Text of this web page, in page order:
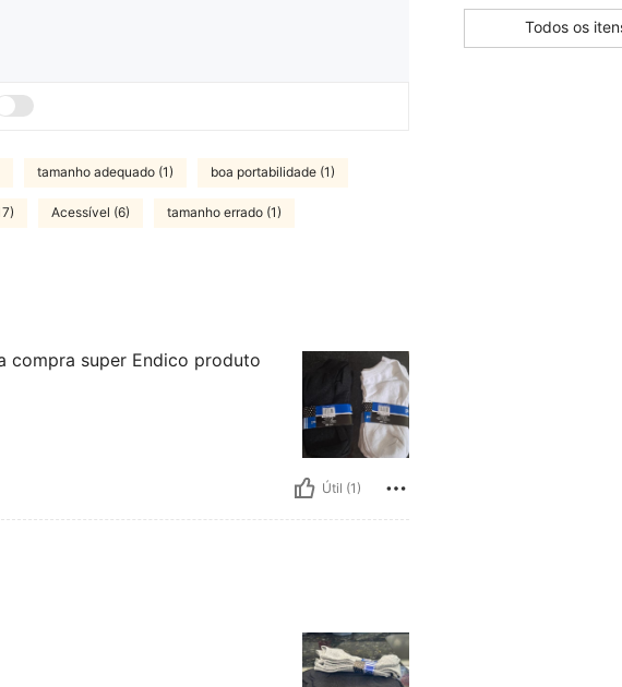
tamanho adequado (1) boa portabilidade (1)
Acessível (6) tamanho errado (1)
compra super Endico produto
Útil (1)
4,86
Todos os